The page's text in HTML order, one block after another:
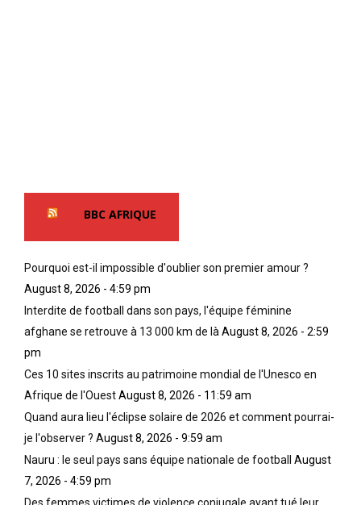
BBC AFRIQUE
Pourquoi est-il impossible d'oublier son premier amour ?
August 8, 2026 - 4:59 pm
Interdite de football dans son pays, l'équipe féminine
afghane se retrouve à 13 000 km de là August 8, 2026 - 2:59
pm
Ces 10 sites inscrits au patrimoine mondial de l'Unesco en
Afrique de l'OuestAugust 8, 2026 - 11:59 am
Quand aura lieu l'éclipse solaire de 2026 et comment pourrai-
je l'observer ? August 8, 2026 - 9:59 am
Nauru : le seul pays sans équipe nationale de football
August
7, 2026 - 4:59 pm